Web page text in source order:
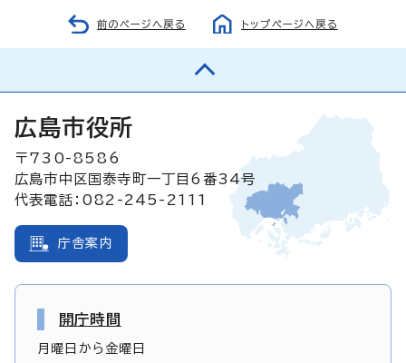
前のページへ戻る トップページへ戻る
広島市役所
〒730-8586
広島市中区国泰寺町一丁目6番34号
代表電話：082-245-2111
庁舎案内
開庁時間
月曜日から金曜日